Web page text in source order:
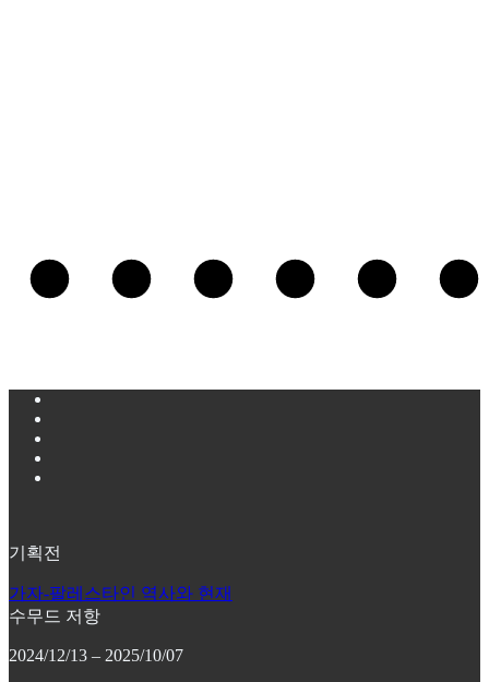
기획전
가자-팔레스타인 역사와 현재
수무드 저항
2024/12/13 – 2025/10/07